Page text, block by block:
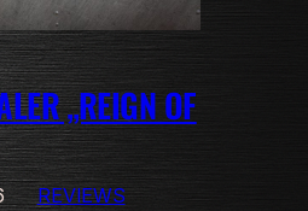
„REIGN OF
REVIEWS